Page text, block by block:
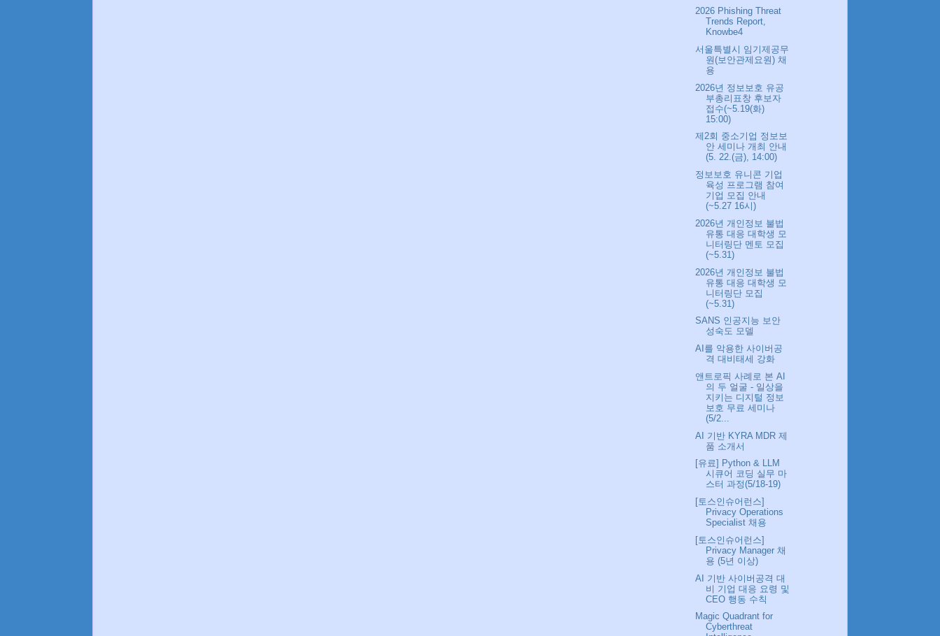
2026 Phishing Threat
Trends Report,
Knowbe4
서울특별시 임기제공무
원(보안관제요원) 채
용
2026년 정보보호 유공
부총리표창 후보자
접수(~5.19(화)
15:00)
제2회 중소기업 정보보
안 세미나 개최 안내
(5. 22.(금), 14:00)
정보보호 유니콘 기업
육성 프로그램 참여
기업 모집 안내
(~5.27 16시)
2026년 개인정보 불법
유통 대응 대학생 모
니터링단 멘토 모집
(~5.31)
2026년 개인정보 불법
유통 대응 대학생 모
니터링단 모집
(~5.31)
SANS 인공지능 보안
성숙도 모델
AI를 악용한 사이버공
격 대비태세 강화
앤트로픽 사례로 본 AI
의 두 얼굴 - 일상을
지키는 디지털 정보
보호 무료 세미나
(5/2...
AI 기반 KYRA MDR 제
품 소개서
[유료] Python & LLM
시큐어 코딩 실무 마
스터 과정(5/18-19)
[토스인슈어런스]
Privacy Operations
Specialist 채용
[토스인슈어런스]
Privacy Manager 채
용 (5년 이상)
AI 기반 사이버공격 대
비 기업 대응 요령 및
CEO 행동 수칙
Magic Quadrant for
Cyberthreat